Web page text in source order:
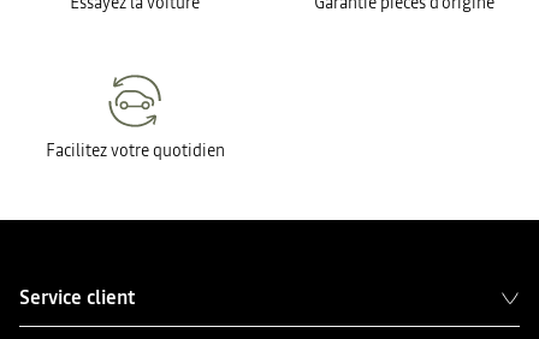
Facilitez votre quotidien
Service client